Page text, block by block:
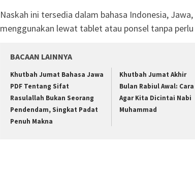
Naskah ini tersedia dalam bahasa Indonesia,
menggunakan lewat tablet atau ponsel tanpa perlu
BACAAN LAINNYA
Khutbah Jumat Bahasa Jawa
PDF Tentang Sifat
Rasulallah Bukan Seorang
Pendendam, Singkat Padat
Penuh Makna
Khutbah Jumat Akhir
Bulan Rabiul Awal: Cara
Agar Kita Dicintai Nabi
Muhammad